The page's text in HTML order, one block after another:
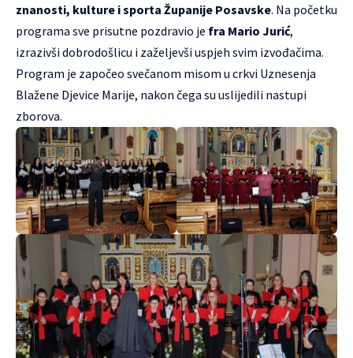
znanosti, kulture i sporta Županije Posavske. Na početku
programa sve prisutne pozdravio je fra Mario Jurić,
izrazivši dobrodošlicu i zaželjevši uspjeh svim izvođačima.
Program je započeo svečanom misom u crkvi Uznesenja
Blažene Djevice Marije, nakon čega su uslijedili nastupi
zborova.